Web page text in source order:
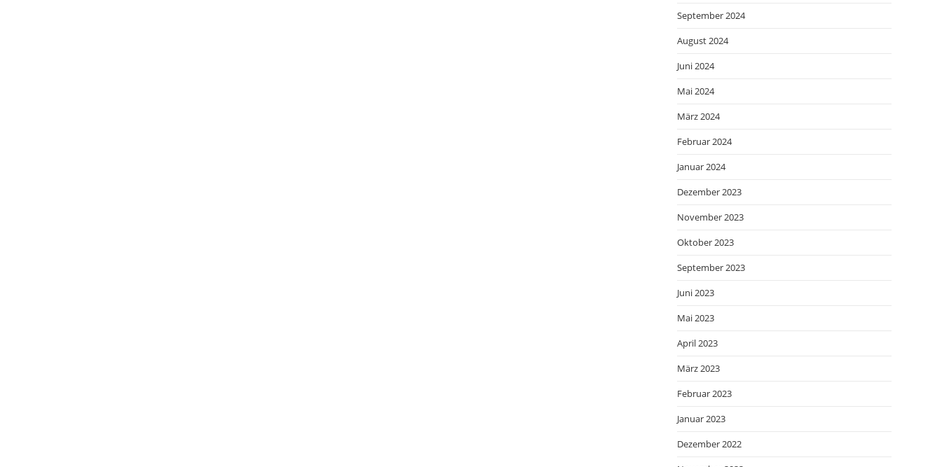
September 2024
August 2024
Juni 2024
Mai 2024
März 2024
Februar 2024
Januar 2024
Dezember 2023
November 2023
Oktober 2023
September 2023
Juni 2023
Mai 2023
April 2023
März 2023
Februar 2023
Januar 2023
Dezember 2022